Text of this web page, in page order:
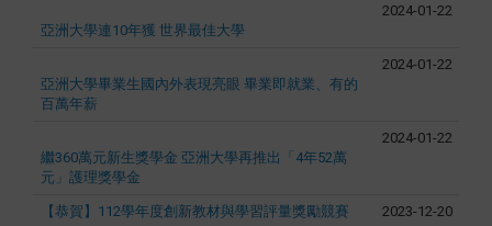
亞洲大學連10年獲 世界最佳大學
2024-01-22
亞洲大學畢業生國內外表現亮眼 畢業即就業、有的
百萬年薪
2024-01-22
繼360萬元新生獎學金 亞洲大學再推出「4年52萬
元」護理獎學金
2024-01-22
【恭賀】112學年度創新教材與學習評量獎勵競賽 2023-12-20